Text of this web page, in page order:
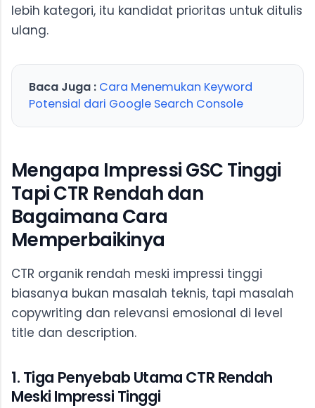
lebih kategori, itu kandidat prioritas untuk ditulis
ulang.
Baca Juga : Cara Menemukan Keyword
Potensial dari Google Search Console
Mengapa Impressi GSC Tinggi
Tapi CTR Rendah dan
Bagaimana Cara
Memperbaikinya
CTR organik rendah meski impressi tinggi
biasanya bukan masalah teknis, tapi masalah
copywriting dan relevansi emosional di level
title dan description.
1. Tiga Penyebab Utama CTR Rendah
Meski Impressi Tinggi